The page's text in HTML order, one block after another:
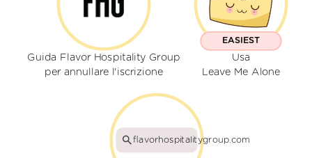
Guida Flavor Hospitality Group
per annullare l'iscrizione
EASIEST
Usa
Leave Me Alone
flavorhospitalitygroup.com